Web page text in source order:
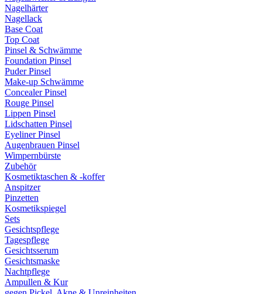
Nagelhärter
Nagellack
Base Coat
Top Coat
Pinsel & Schwämme
Foundation Pinsel
Puder Pinsel
Make-up Schwämme
Concealer Pinsel
Rouge Pinsel
Lippen Pinsel
Lidschatten Pinsel
Eyeliner Pinsel
Augenbrauen Pinsel
Wimpernbürste
Zubehör
Kosmetiktaschen & -koffer
Anspitzer
Pinzetten
Kosmetikspiegel
Sets
Gesichtspflege
Tagespflege
Gesichtsserum
Gesichtsmaske
Nachtpflege
Ampullen & Kur